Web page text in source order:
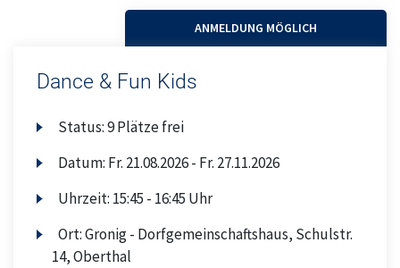
ANMELDUNG MÖGLICH
Dance & Fun Kids
Status:9 Plätze frei
Datum: Fr. 21.08.2026 - Fr. 27.11.2026
Uhrzeit: 15:45 - 16:45 Uhr
Ort:Gronig - Dorfgemeinschaftshaus, Schulstr.
14, Oberthal